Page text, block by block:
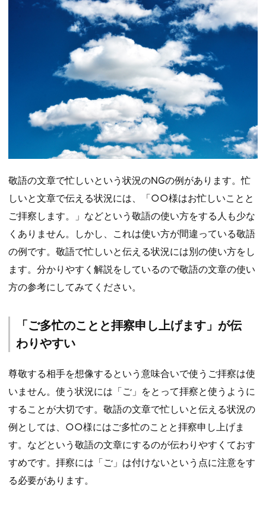
敬語の文章で忙しいという状況のNGの例があります。忙
しいと文章で伝える状況には、「○○様はお忙しいことと
ご拝察します。」などという敬語の使い方をする人も少な
くありません。しかし、これは使い方が間違っている敬語
の例です。敬語で忙しいと伝える状況には別の使い方をし
ます。分かりやすく解説をしているので敬語の文章の使い
方の参考にしてみてください。
「ご多忙のことと拝察申し上げます」が伝
わりやすい
尊敬する相手を想像するという意味合いで使うご拝察は使
いません。使う状況には「ご」をとって拝察と使うように
することが大切です。敬語の文章で忙しいと伝える状況の
例としては、○○様にはご多忙のことと拝察申し上げま
す。などという敬語の文章にするのが伝わりやすくておす
すめです。拝察には「ご」は付けないという点に注意をす
る必要があります。